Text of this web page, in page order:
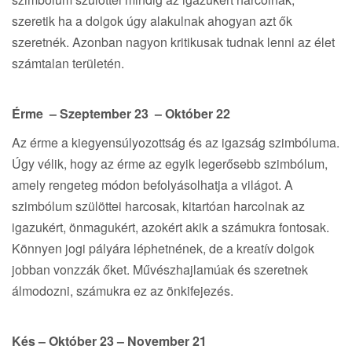
szeretik ha a dolgok úgy alakulnak ahogyan azt ők
szeretnék. Azonban nagyon kritikusak tudnak lenni az élet
számtalan területén.
Érme – Szeptember 23 – Október 22
Az érme a kiegyensúlyozottság és az igazság szimbóluma.
Úgy vélik, hogy az érme az egyik legerősebb szimbólum,
amely rengeteg módon befolyásolhatja a világot. A
szimbólum szülöttei harcosak, kitartóan harcolnak az
igazukért, önmagukért, azokért akik a számukra fontosak.
Könnyen jogi pályára léphetnének, de a kreatív dolgok
jobban vonzzák őket. Művészhajlamúak és szeretnek
álmodozni, számukra ez az önkifejezés.
Kés – Október 23 – November 21